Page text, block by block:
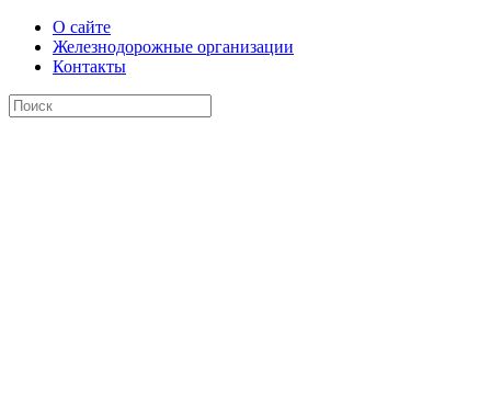
О сайте
Железнодорожные организации
Контакты